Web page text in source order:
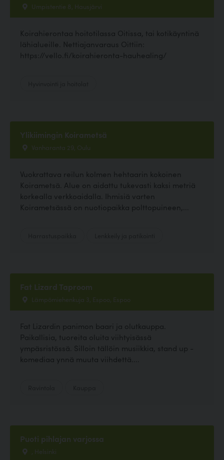
Umpistentie 8, Hausjärvi
Koirahierontaa hoitotilassa Oitissa, tai kotikäyntinä
lähialueille. Nettiajanvaraus Oittiin:
https://vello.fi/koirahieronta-hauhealing/
Ylikiimingin Koirametsä
Vanharanta 29, Oulu
Vuokrattava reilun kolmen hehtaarin kokoinen
Koirametsä. Alue on aidattu tukevasti kaksi metriä
korkealla verkkoaidalla. Ihmisiä varten
Koirametsässä on nuotiopaikka polttopuineen,...
Fat Lizard Taproom
Lämpömiehenkuja 3, Espoo, Espoo
Fat Lizardin panimon baari ja olutkauppa.
Paikallisia, tuoreita oluita viihtyisässä
ympäsristössä. Silloin tällöin musiikkia, stand up -
komediaa ynnä muuta viihdettä....
Puoti pihlajan varjossa
, Helsinki